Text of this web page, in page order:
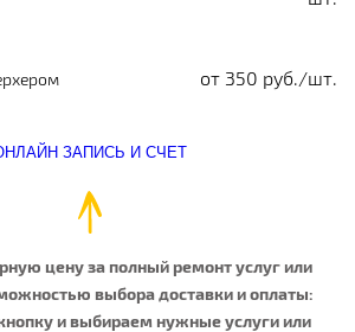
от 350 руб./шт.
ЗАПИСЬ И СЧЕТ
цену за полный ремонт услуг или
выбора доставки и оплаты:
и выбираем нужные услуги или